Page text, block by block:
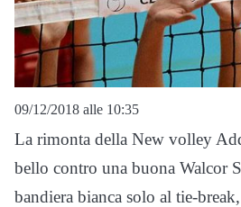
09/12/2018 alle 10:35
La rimonta della New volley
bello contro una buona Walcor
bandiera bianca solo al tie-